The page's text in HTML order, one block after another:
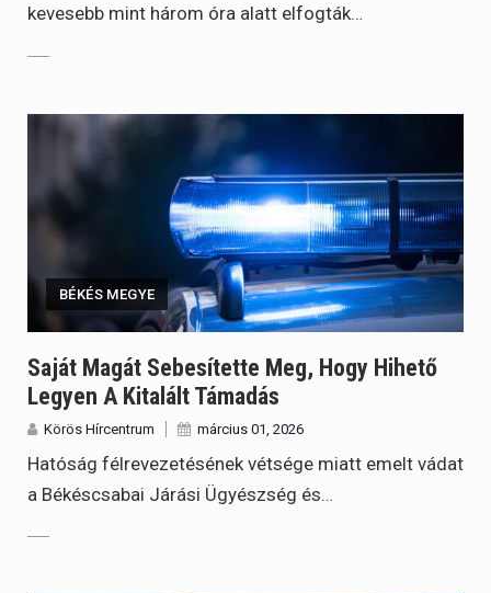
kevesebb mint három óra alatt elfogták…
BÉKÉS MEGYE
Saját Magát Sebesítette Meg, Hogy Hihető
Legyen A Kitalált Támadás
Körös Hírcentrum március 01, 2026
Hatóság félrevezetésének vétsége miatt emelt vádat
a Békéscsabai Járási Ügyészség és…